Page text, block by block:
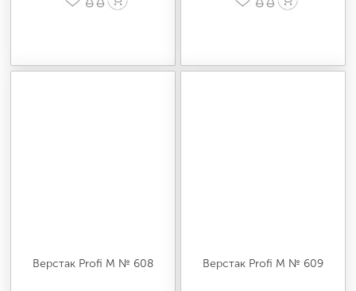
Верстак Profi M № 608 Верстак Profi M № 609